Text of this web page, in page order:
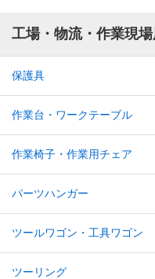
工場・物流・作業現
保護具
作業台・ワークテーブル
作業椅子・作業用チェア
パーツハンガー
ツールワゴン・工具ワゴン
ツーリング